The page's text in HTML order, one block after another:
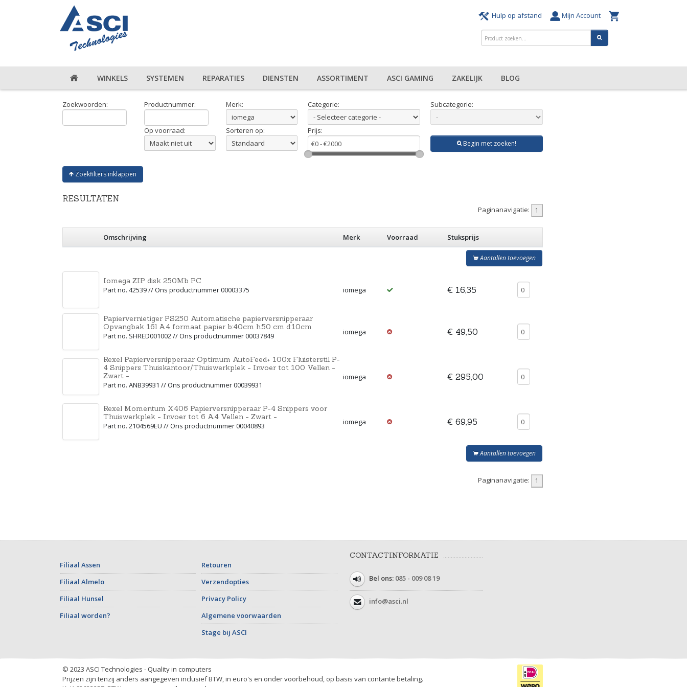
Hulp op afstand Mijn Account
WINKELS SYSTEMEN REPARATIES DIENSTEN ASSORTIMENT ASCI GAMING ZAKELIJK BLOG
Zoekwoorden: Productnummer: Merk: Categorie: Subcategorie:
Op voorraad: Sorteren op: Prijs:
Begin met zoeken!
Zoekfilters inklappen
RESULTATEN
Paginanavigatie:
Omschrijving Merk Voorraad Stuksprijs
Aantallen toevoegen
Iomega ZIP disk 250Mb PC
Part no. 42539 // Ons productnummer 00003375
iomega € 16,35
Papiervernietiger PS250 Automatische papierversnipperaar
Opvangbak 16l A4 formaat papier b:40cm h:50 cm d:10cm
Part no. SHRED001002 // Ons productnummer 00037849
iomega € 49,50
Rexel Papierversnipperaar Optimum AutoFeed+ 100x Fluisterstil P-
4 Snippers Thuiskantoor/Thuiswerkplek - Invoer tot 100 Vellen -
Zwart -
Part no. ANB39931 // Ons productnummer 00039931
iomega € 295,00
Rexel Momentum X406 Papierversnipperaar P-4 Snippers voor
Thuiswerkplek - Invoer tot 6 A4 Vellen - Zwart -
Part no. 2104569EU // Ons productnummer 00040893
iomega € 69,95
Aantallen toevoegen
Paginanavigatie:
Filiaal Assen
Filiaal Almelo
Filiaal Hunsel
Filiaal worden?
Retouren
Verzendopties
Privacy Policy
Algemene voorwaarden
Stage bij ASCI
CONTACTINFORMATIE
Bel ons: 085 - 009 08 19
info@asci.nl
© 2023 ASCI Technologies - Quality in computers
Prijzen zijn tenzij anders aangegeven inclusief BTW, in euro's en onder voorbehoud, op basis van contante betaling.